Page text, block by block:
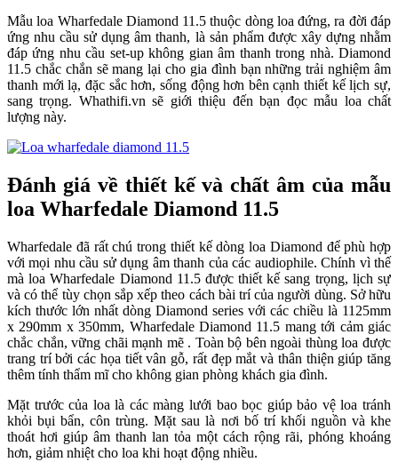
Mẫu loa Wharfedale Diamond 11.5 thuộc dòng loa đứng, ra đời đáp
ứng nhu cầu sử dụng âm thanh, là sản phẩm được xây dựng nhằm
đáp ứng nhu cầu set-up không gian âm thanh trong nhà. Diamond
11.5 chắc chắn sẽ mang lại cho gia đình bạn những trải nghiệm âm
thanh mới lạ, đặc sắc hơn, sống động hơn bên cạnh thiết kế lịch sự,
sang trọng. Whathifi.vn sẽ giới thiệu đến bạn đọc mẫu loa chất
lượng này.
Đánh giá về thiết kế và chất âm của mẫu
loa Wharfedale Diamond 11.5
Wharfedale đã rất chú trong thiết kế dòng loa Diamond để phù hợp
với mọi nhu cầu sử dụng âm thanh của các audiophile. Chính vì thế
mà loa Wharfedale Diamond 11.5 được thiết kế sang trọng, lịch sự
và có thể tùy chọn sắp xếp theo cách bài trí của người dùng. Sở hữu
kích thước lớn nhất dòng Diamond series với các chiều là 1125mm
x 290mm x 350mm, Wharfedale Diamond 11.5 mang tới cảm giác
chắc chắn, vững chãi mạnh mẽ . Toàn bộ bên ngoài thùng loa được
trang trí bởi các họa tiết vân gỗ, rất đẹp mắt và thân thiện giúp tăng
thêm tính thẩm mĩ cho không gian phòng khách gia đình.
Mặt trước của loa là các màng lưới bao bọc giúp bảo vệ loa tránh
khỏi bụi bẩn, côn trùng. Mặt sau là nơi bố trí khối nguồn và khe
thoát hơi giúp âm thanh lan tỏa một cách rộng rãi, phóng khoáng
hơn, giảm nhiệt cho loa khi hoạt động nhiều.